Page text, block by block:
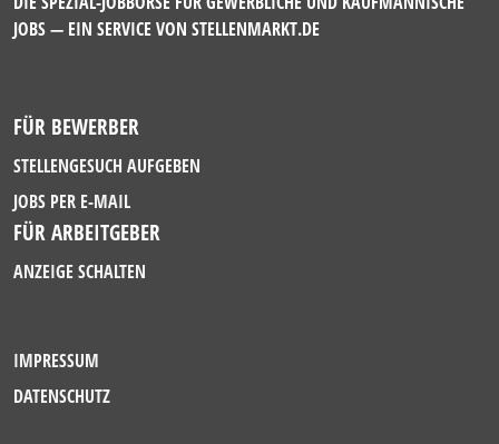
JOBS — EIN SERVICE VON STELLENMARKT.DE
FÜR BEWERBER
STELLENGESUCH AUFGEBEN
JOBS PER E-MAIL
FÜR ARBEITGEBER
ANZEIGE SCHALTEN
IMPRESSUM
DATENSCHUTZ